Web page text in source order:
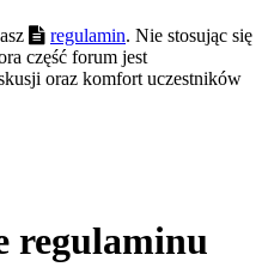
regulamin. Nie stosując się
część forum jest
oraz komfort uczestników
regulaminu